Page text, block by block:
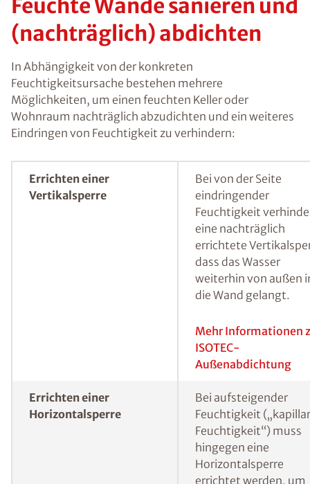
Unangenehme und muffige Gerüche, eine
relative Raumluftfeuchtigkeit von mehr als 60
%, Schimmel oder auch bröckelnder Putz und
dass der Feuchtigkeitsgehalt im Mauerwerk zu
hoch ist. Zum Bestimmen der Feuchtigkeit in
einer Wand haben sich spezielle
Feuchtemessverfahren bewährt.
Durch Messmethoden kann der Feuchtegehalt in einer
Feuchte Wände sanieren
und (nachträglich)
Möglichkeiten, um einen feuchten Keller oder
Wohnraum nachträglich abzudichten und ein
weiteres Eindringen von Feuchtigkeit zu